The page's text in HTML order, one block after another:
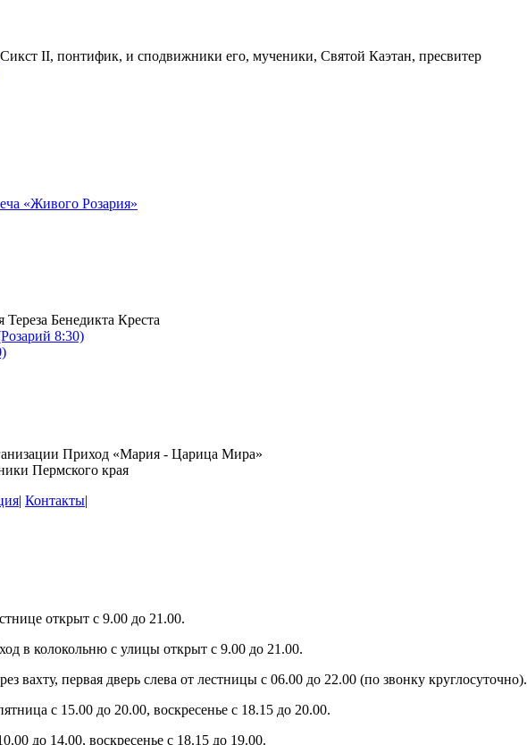
II, понтифик, и сподвижники его, мученики, Святой Каэтан, пресвитер
«Живого Розария»
Тереза Бенедикта Креста
8:30)
Приход «Мария - Царица Мира»
Пермского края
| Контакты|
открыт с 9.00 до 21.00.
в колокольню с улицы открыт с 9.00 до 21.00.
вахту, первая дверь слева от лестницы с 06.00 до 22.00 (по звонку круглосуточно).
с 15.00 до 20.00, воскресенье с 18.15 до 20.00.
до 14.00, воскресенье с 18.15 до 19.00.